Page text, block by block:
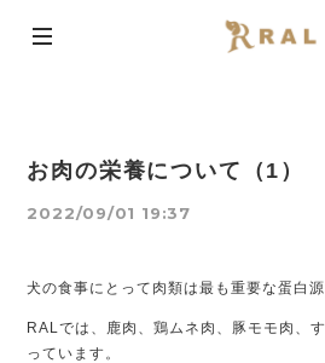
お肉の栄養について（1）
2022/09/01 19:37
犬の食事にとって肉類は最も重要な蛋白源
RALでは、鹿肉、鶏ムネ肉、豚モモ肉、
っています。